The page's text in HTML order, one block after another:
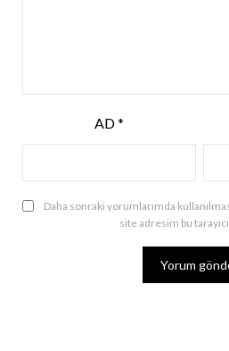
AD*
Daha sonraki yorumlarımda
site adresim bu